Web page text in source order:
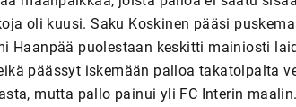
oli kuusi. Saku Koskinen pääsi
Haanpää puolestaan keskitti mainiosti
päässyt iskemään palloa takatolpalta
mutta pallo painui yli FC Interin